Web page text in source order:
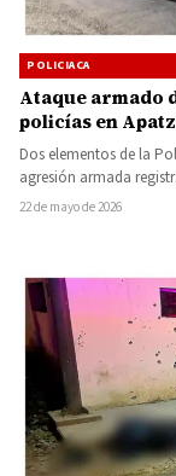
POLICIACA
Ataque armado
policías en
Dos elementos de la
agresión armada
22 de mayo de 2026